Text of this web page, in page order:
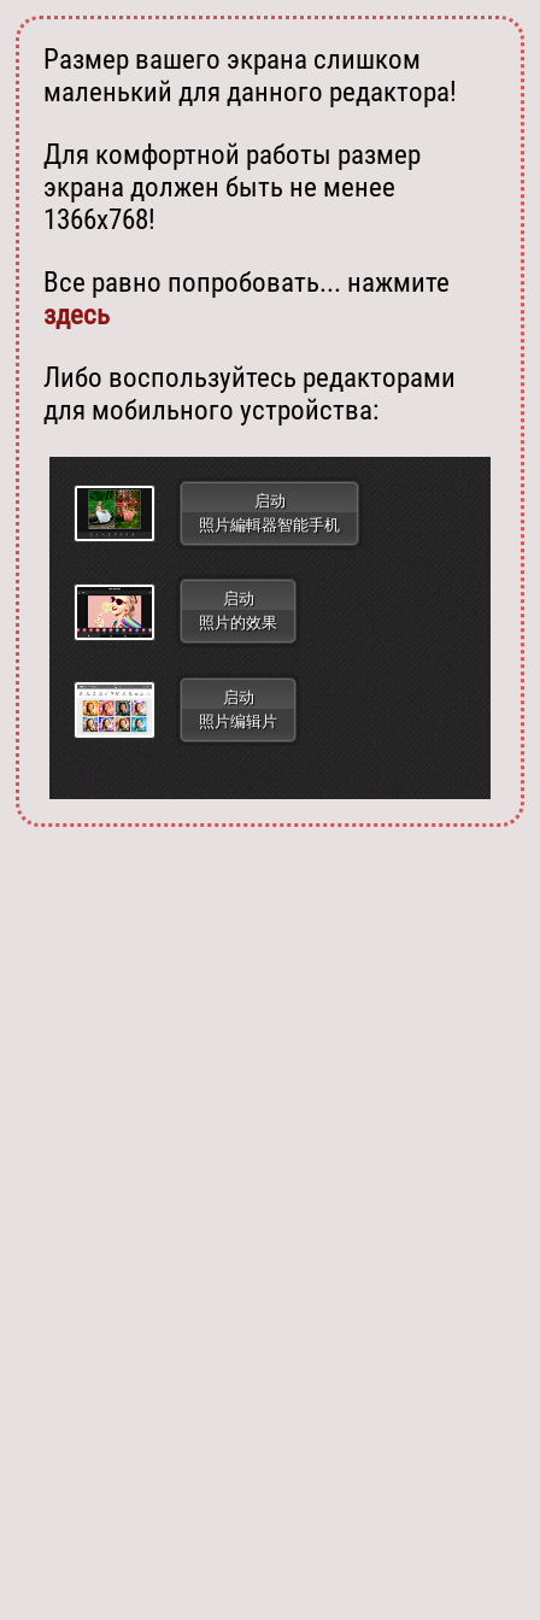
Запустить фотошоп
Размер вашего экрана слишком
маленький для данного редактора!
Для комфортной работы размер
экрана должен быть не менее
1366х768!
Все равно попробовать... нажмите
здесь
Либо воспользуйтесь редакторами
для мобильного устройства:
启动
照片編輯器智能手机
启动
照片的效果
启动
照片编辑片